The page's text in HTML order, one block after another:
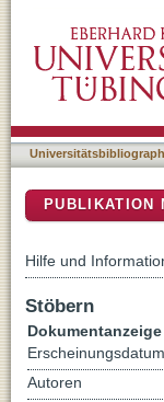
PUBLIKATION
Hilfe und
Stöbern
Dokumentanzeige
Erscheinungsdatum
Autoren